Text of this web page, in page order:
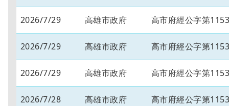
2026/7/29 高雄市政府 高市府經公字第
2026/7/29 高雄市政府 高市府經公字第
2026/7/29 高雄市政府 高市府經公字第
2026/7/28 高雄市政府 高市府經公字第